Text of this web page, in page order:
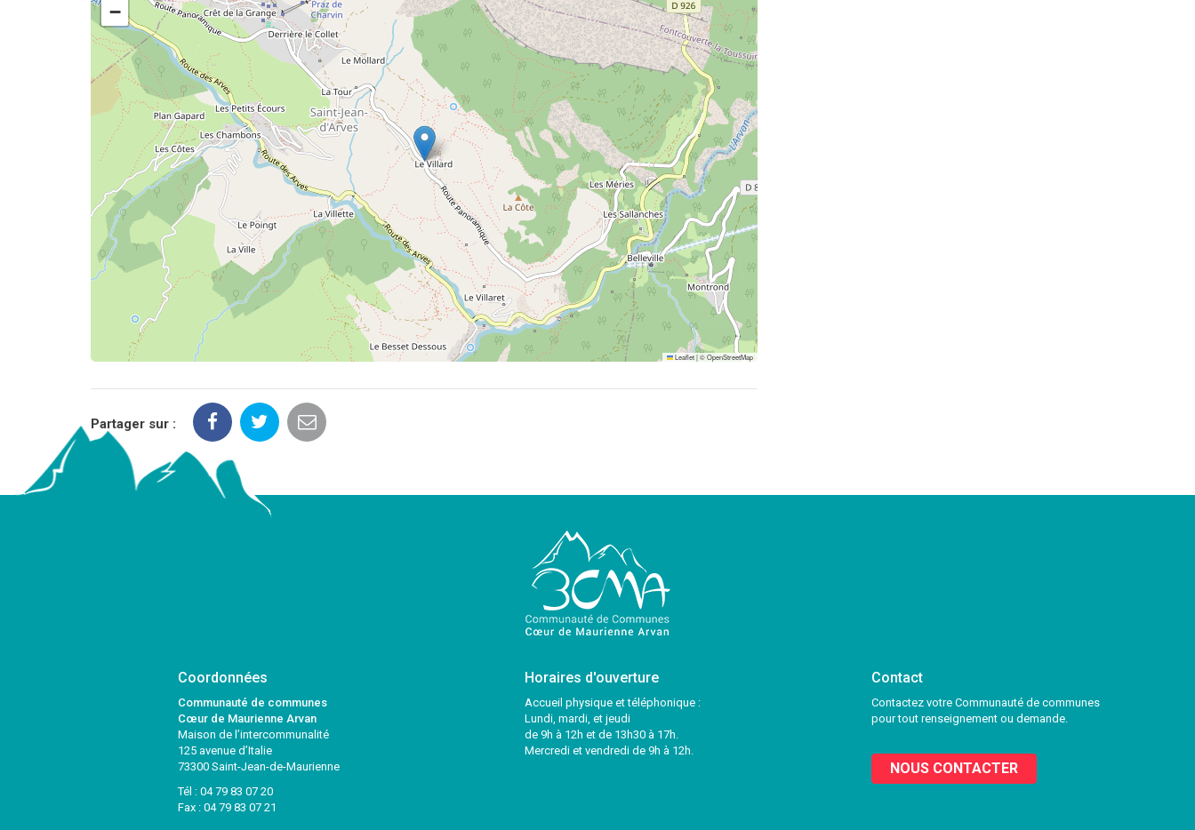
−
Leaflet|©OpenStreetMap
Partager sur :
Coordonnées
Communauté de communes
Cœur de Maurienne Arvan
Maison de l’intercommunalité
125 avenue d’Italie
73300 Saint-Jean-de-Maurienne
Tél : 04 79 83 07 20
Fax : 04 79 83 07 21
Horaires d'ouverture
Accueil physique et téléphonique :
Lundi, mardi, et jeudi
de 9h à 12h et de 13h30 à 17h.
Mercredi et vendredi de 9h à 12h.
Contact
Contactez votre Communauté de communes
pour tout renseignement ou demande.
NOUS CONTACTER